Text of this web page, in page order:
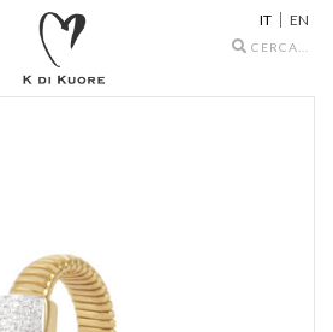
Search
IT EN